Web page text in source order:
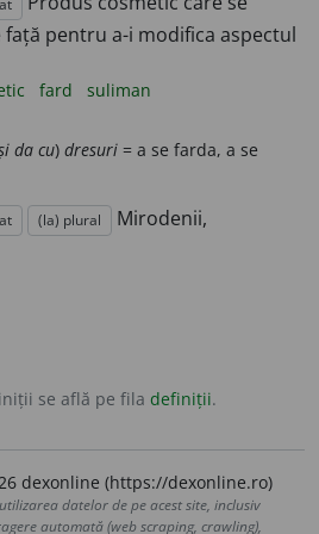
față pentru a-i modifica aspectul
fard
suliman
da cu)dresuri = a se farda, a se
(la) plural
Mirodenii,
se află pe fila definiții.
dexonline (https://dexonline.ro)
datelor de pe acest site, inclusiv
automată (web scraping, crawling),